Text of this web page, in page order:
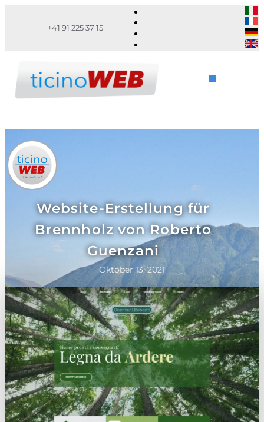
+41 91 225 37 15
Website-Erstellung für
Brennholz von Roberto
Guenzani
Oktober 13, 2021